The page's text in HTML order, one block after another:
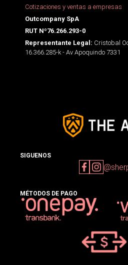
Cotizaciones y ventas a empresas
Outcompany SpA
RUT Nº76.266.293-0
Representante Legal: Cristobal
16.366.285-k - Av Apoquindo 7331
SIGUENOS
MÉTODOS DE PAGO